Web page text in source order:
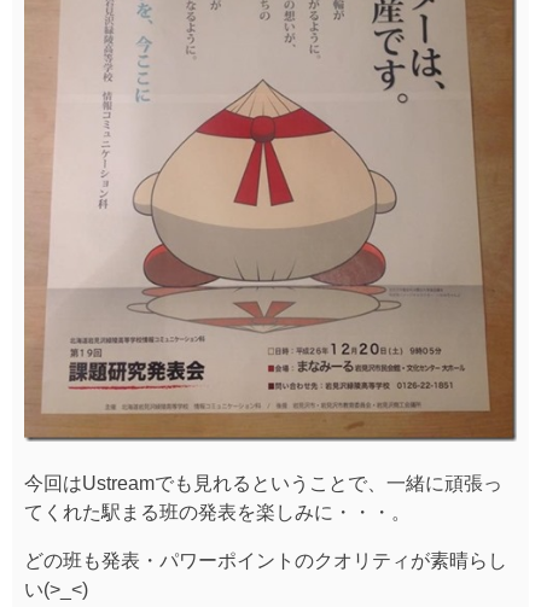
今回はUstreamでも見れるということで、一緒に頑張っ
てくれた駅まる班の発表を楽しみに・・・。
どの班も発表・パワーポイントのクオリティが素晴らし
い(>_<)